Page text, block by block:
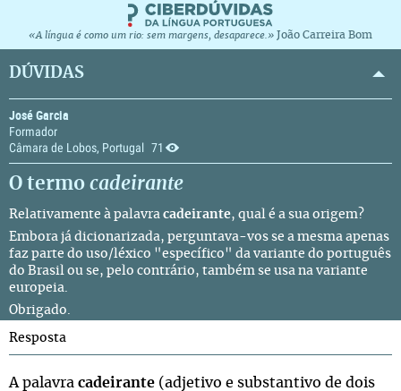
«A língua é como um rio: sem margens, desaparece.» João Carreira Bom
DÚVIDAS
José Garcia
Formador
Câmara de Lobos, Portugal 71
O termo cadeirante
Relativamente à palavra cadeirante, qual é a sua origem?
Embora já dicionarizada, perguntava-vos se a mesma apenas
faz parte do uso/léxico "específico" da variante do português
do Brasil ou se, pelo contrário, também se usa na variante
europeia.
Obrigado.
Resposta
A palavra cadeirante (adjetivo e substantivo de dois